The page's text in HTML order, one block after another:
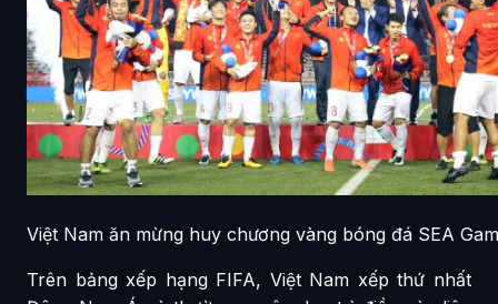
Việt Nam ăn mừng huy chương vàng bóng đá SEA
Trên bảng xếp hạng FIFA, Việt Nam xếp thứ nhất